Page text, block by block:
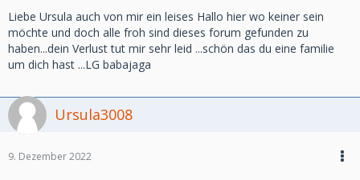
Liebe Ursula auch von mir ein leises Hallo hier wo keiner sein
möchte und doch alle froh sind dieses forum gefunden zu
haben...dein Verlust tut mir sehr leid ...schön das du eine familie
um dich hast ...LG babajaga
Ursula3008
9. Dezember 2022